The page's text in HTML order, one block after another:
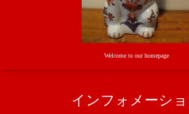
Welcome to our homepage
インフォメーシ